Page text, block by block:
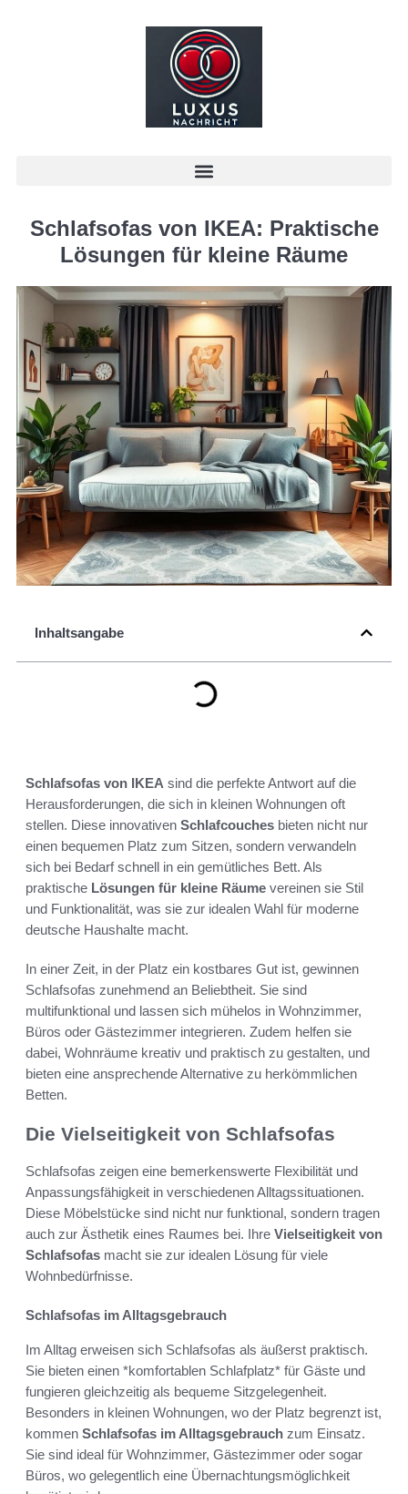
Schlafsofas von IKEA: Praktische
Lösungen für kleine Räume
Inhaltsangabe
Schlafsofas von IKEA sind die perfekte Antwort auf die
Herausforderungen, die sich in kleinen Wohnungen oft
stellen. Diese innovativen Schlafcouches bieten nicht nur
einen bequemen Platz zum Sitzen, sondern verwandeln
sich bei Bedarf schnell in ein gemütliches Bett. Als
praktische Lösungen für kleine Räume vereinen sie Stil
und Funktionalität, was sie zur idealen Wahl für moderne
deutsche Haushalte macht.
In einer Zeit, in der Platz ein kostbares Gut ist, gewinnen
Schlafsofas zunehmend an Beliebtheit. Sie sind
multifunktional und lassen sich mühelos in Wohnzimmer,
Büros oder Gästezimmer integrieren. Zudem helfen sie
dabei, Wohnräume kreativ und praktisch zu gestalten, und
bieten eine ansprechende Alternative zu herkömmlichen
Betten.
Die Vielseitigkeit von Schlafsofas
Schlafsofas zeigen eine bemerkenswerte Flexibilität und
Anpassungsfähigkeit in verschiedenen Alltagssituationen.
Diese Möbelstücke sind nicht nur funktional, sondern tragen
auch zur Ästhetik eines Raumes bei. Ihre Vielseitigkeit von
Schlafsofas macht sie zur idealen Lösung für viele
Wohnbedürfnisse.
Schlafsofas im Alltagsgebrauch
Im Alltag erweisen sich Schlafsofas als äußerst praktisch.
Sie bieten einen *komfortablen Schlafplatz* für Gäste und
fungieren gleichzeitig als bequeme Sitzgelegenheit.
Besonders in kleinen Wohnungen, wo der Platz begrenzt ist,
kommen Schlafsofas im Alltagsgebrauch zum Einsatz.
Sie sind ideal für Wohnzimmer, Gästezimmer oder sogar
Büros, wo gelegentlich eine Übernachtungsmöglichkeit